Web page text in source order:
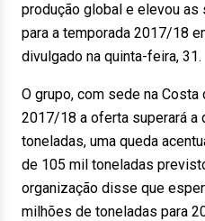
produção global e elevou
para a temporada 2017/18
divulgado na quinta-feira, 31.
O grupo, com sede na
2017/18 a oferta superará a
toneladas, uma queda
de 105 mil toneladas
organização disse que
milhões de toneladas para